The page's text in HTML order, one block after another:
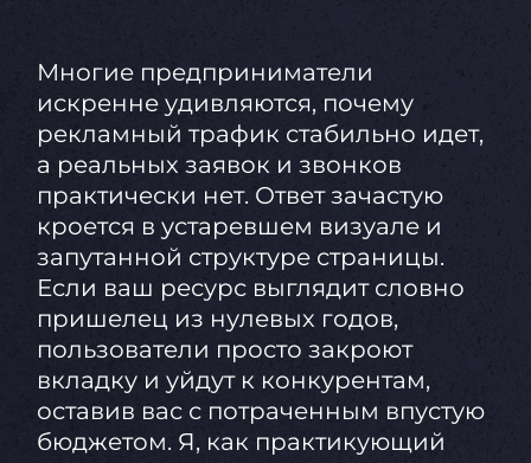
Многие предприниматели
искренне удивляются, почему
рекламный трафик стабильно идет,
а реальных заявок и звонков
практически нет. Ответ зачастую
кроется в устаревшем визуале и
запутанной структуре страницы.
Если ваш ресурс выглядит словно
пришелец из нулевых годов,
пользователи просто закроют
вкладку и уйдут к конкурентам,
оставив вас с потраченным впустую
бюджетом. Я, как практикующий